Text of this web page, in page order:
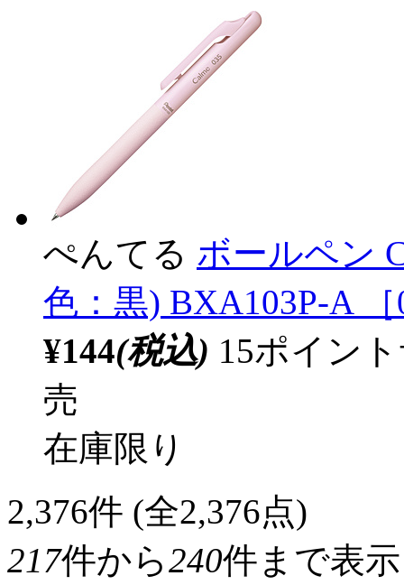
ぺんてる ボールペン
色：黒) BXA103P-A ［
¥144(税込) 15ポイン
売
在庫限り
2,376件 (全2,376点)
217件から240件まで表示